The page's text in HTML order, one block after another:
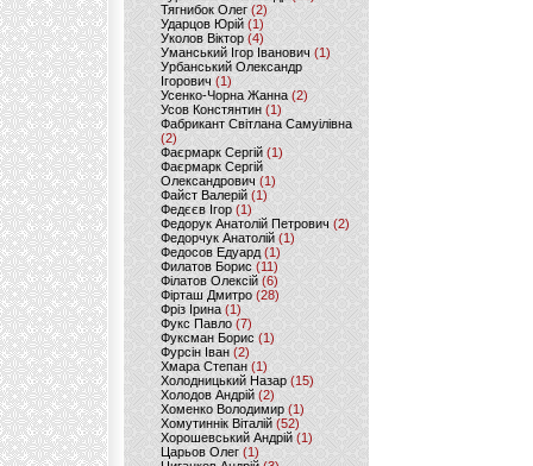
Тягнибок Олег (2)
Ударцов Юрій (1)
Уколов Віктор(4)
Уманський Ігор Іванович(1)
Урбанський Олександр
Ігорович (1)
Усенко-Чорна Жанна (2)
Усов Констянтин(1)
Фабрикант Світлана Самуілівна
(2)
Фаєрмарк Сергій(1)
Фаєрмарк Сергій
Олександрович (1)
Файст Валерій(1)
Федєєв Ігор (1)
Федорук Анатолій Петрович (2)
Федорчук Анатолій (1)
Федосов Едуард (1)
Филатов Борис (11)
Філатов Олексій (6)
Фірташ Дмитро (28)
Фріз Ірина (1)
Фукс Павло (7)
Фуксман Борис (1)
Фурсін Іван (2)
Хмара Степан(1)
Холодницький Назар(15)
Холодов Андрій (2)
Хоменко Володимир (1)
Хомутиннік Віталій (52)
Хорошевський Андрій (1)
Царьов Олег (1)